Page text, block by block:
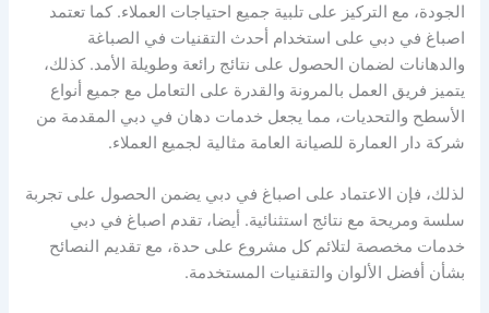
الجودة، مع التركيز على تلبية جميع احتياجات العملاء. كما تعتمد
اصباغ في دبي على استخدام أحدث التقنيات في الصباغة
والدهانات لضمان الحصول على نتائج رائعة وطويلة الأمد. كذلك،
يتميز فريق العمل بالمرونة والقدرة على التعامل مع جميع أنواع
الأسطح والتحديات، مما يجعل خدمات دهان في دبي المقدمة من
شركة دار العمارة للصيانة العامة مثالية لجميع العملاء.
لذلك، فإن الاعتماد على اصباغ في دبي يضمن الحصول على تجربة
سلسة ومريحة مع نتائج استثنائية. أيضا، تقدم اصباغ في دبي
خدمات مخصصة لتلائم كل مشروع على حدة، مع تقديم النصائح
بشأن أفضل الألوان والتقنيات المستخدمة.